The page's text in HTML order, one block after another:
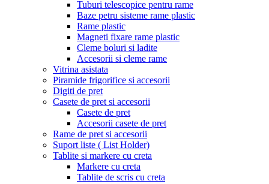
Tuburi telescopice pentru rame
Baze petru sisteme rame plastic
Rame plastic
Magneti fixare rame plastic
Cleme boluri si ladite
Accesorii si cleme rame
Vitrina asistata
Piramide frigorifice si accesorii
Digiti de pret
Casete de pret si accesorii
Casete de pret
Accesorii casete de pret
Rame de pret si accesorii
Suport liste ( List Holder)
Tablite si markere cu creta
Markere cu creta
Tablite de scris cu creta